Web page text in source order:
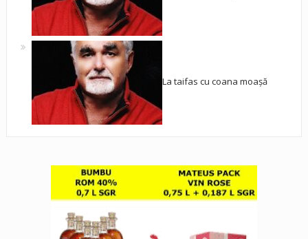
La taifas cu coana moașă